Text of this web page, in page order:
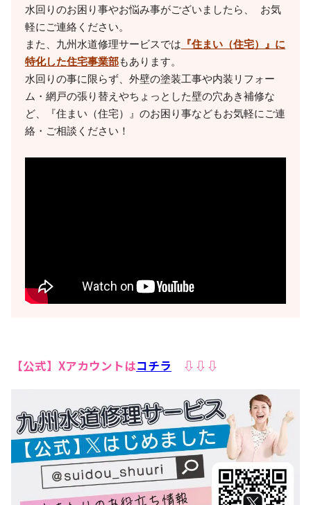
水回りのお困り事やお悩み事がございましたら、 お気
軽にご連絡ください。
また、九州水道修理サービスでは 『住まい（住宅）』に
特化した住宅事業部もあります。
水回りの事に限らず、外壁の塗装工事や内装リフォー
ム・網戸の張り替えやちょっとした壁の穴あき補修な
ど、『住まい（住宅）』のお困り事などもお気軽にご連
絡・ご相談ください！
【公式】Xアカウントはコチラ ⇩⇩⇩